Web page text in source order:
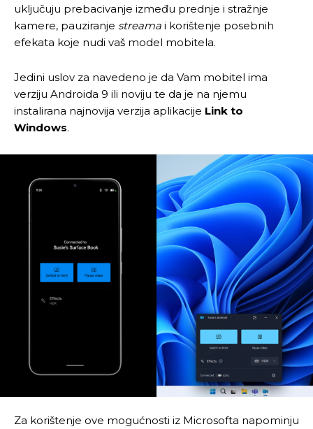
uključuju prebacivanje između prednje i stražnje
kamere, pauziranje streama i korištenje posebnih
efekata koje nudi vaš model mobitela.
Jedini uslov za navedeno je da Vam mobitel ima
verziju Androida 9 ili noviju te da je na njemu
instalirana najnovija verzija aplikacije Link to
Windows.
Za korištenje ove mogućnosti iz Microsofta napominju